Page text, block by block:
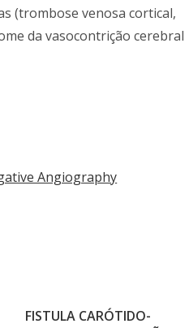
(trombose venosa cortical,
da vasocontrição cerebral
Angiography
FISTULA CARÓTIDO-